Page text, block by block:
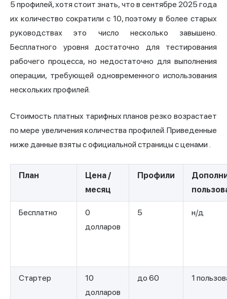
5 профилей, хотя стоит знать, что в сентябре 2025 года
их количество сократили с 10, поэтому в более старых
руководствах это число несколько завышено.
Бесплатного уровня достаточно для тестирования
рабочего процесса, но недостаточно для выполнения
операции, требующей одновременного использования
нескольких профилей.
Стоимость платных тарифных планов резко возрастает
по мере увеличения количества профилей. Приведенные
ниже данные взяты софициальной страницы с ценами
План
Цена /
месяц
Профили
Бесплатно
0
долларов
5 н/д
Стартер
10
долларов
до 60 1